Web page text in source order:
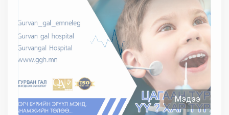
Мэдээ